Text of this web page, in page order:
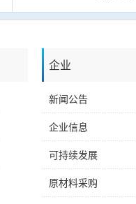
企业
新闻公告
企业信息
可持续发展
原材料采购